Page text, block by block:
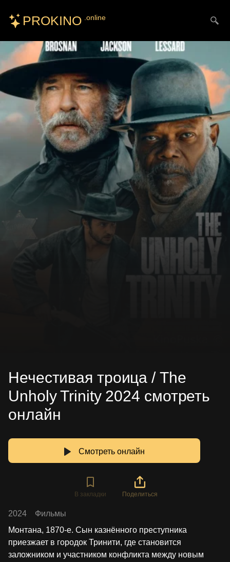
PROKINO .online
Нечестивая троица / The
Unholy Trinity 2024 смотреть
онлайн
Смотреть онлайн
В закладки Поделиться
2024
Фильмы
Монтана, 1870-е. Сын казнённого преступника
приезжает в городок Тринити, где становится
заложником и участником конфликта между новым